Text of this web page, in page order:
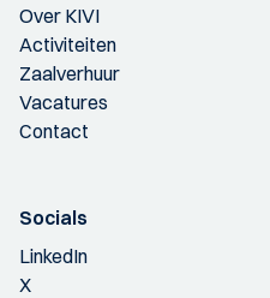
Over KIVI
Activiteiten
Zaalverhuur
Vacatures
Contact
Socials
LinkedIn
X